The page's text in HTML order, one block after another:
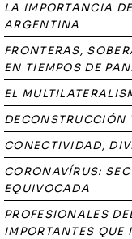
LA IMPORTANCIA
ARGENTINA
FRONTERAS,
EN TIEMPOS DE
EL
CONECTIVIDAD,
CORONAVÍRUS:
EQUIVOCADA
PROFESIONALES
IMPORTANTES